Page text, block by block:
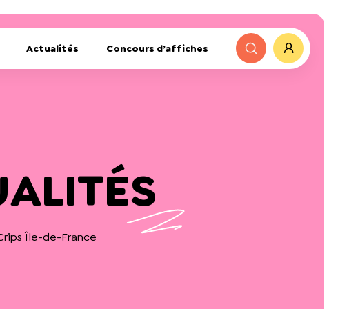
Actualités Concours d’affiches
Île-de-France